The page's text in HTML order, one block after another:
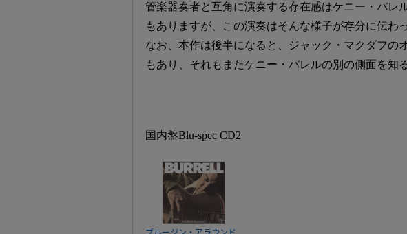
管楽器奏者と互角に演奏する存在感はケニー・バレ
もありますが、この演奏はそんな様子が存分に伝わ
なお、本作は後半になると、ジャック・マクダフの
もあり、それもまたケニー・バレルの別の側面を知
国内盤Blu-spec CD2